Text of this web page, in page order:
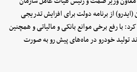
از برنامه دولت برای افزایش تدریجی
با رفع برخی موانع بانکی و مالیاتی و همچنین
تولید خودرو در ماه‌های پیش رو به صورت